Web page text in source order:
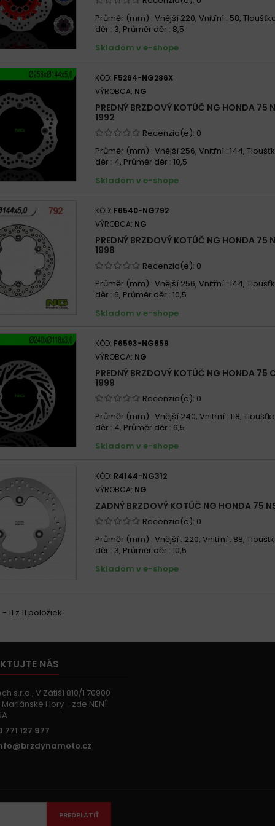
Průměr (mm) : Vnější 220, Vnitřní : 58,
děr : 3, Průměr děr : 8,5
Skladom v e-shope
KÓD: F5264-NG286X
VÝROBCA: NG
PREDNÝ BRZDOVÝ KOTÚČ NG HONDA 75
1992
Recenzia(e): 0
Průměr (mm) : Vnější 256, Vnitřní : 144,
děr : 4, Průměr děr : 10,5
Skladom v e-shope
KÓD: F6540-NG792
VÝROBCA: NG
PREDNÝ BRZDOVÝ KOTÚČ NG HONDA 75
1998
Recenzia(e): 0
Průměr (mm) : Vnější 256, Vnitřní : 144,
děr : 6, Průměr děr : 10,5
Skladom v e-shope
KÓD: F6593-NG859
VÝROBCA: NG
PREDNÝ BRZDOVÝ KOTÚČ NG HONDA 75
1999
Recenzia(e): 0
Průměr (mm) : Vnější 240, Vnitřní : 118,
děr : 4, Průměr děr : 6,5
Skladom v e-shope
KÓD: R4144-NG312
VÝROBCA: NG
ZADNÝ BRZDOVÝ KOTÚČ NG HONDA 75
Recenzia(e): 0
Průměr (mm) : Vnější : 220, Vnitřní : 88,
děr : 3, Průměr děr : 10,5
Skladom v e-shope
11 z 11 položiek
NÁS
s.r.o., V Zátiší 810/1 70900
Hory - zde NENÍ
771 127 977
PREDPLATIŤ